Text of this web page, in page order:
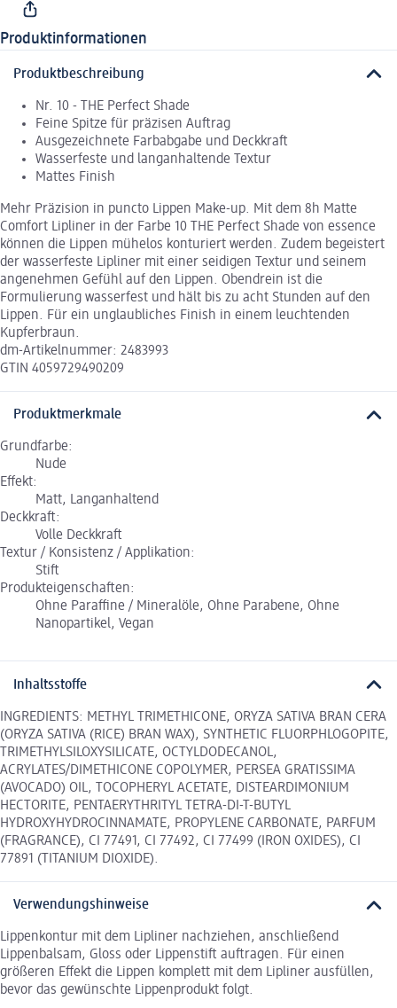
Produktinformationen
Produktbeschreibung
Nr. 10 - THE Perfect Shade
Feine Spitze für präzisen Auftrag
Ausgezeichnete Farbabgabe und Deckkraft
Wasserfeste und langanhaltende Textur
Mattes Finish
Mehr Präzision in puncto Lippen Make-up. Mit dem 8h Matte
Comfort Lipliner in der Farbe 10 THE Perfect Shade von essence
können die Lippen mühelos konturiert werden. Zudem begeistert
der wasserfeste Lipliner mit einer seidigen Textur und seinem
angenehmen Gefühl auf den Lippen. Obendrein ist die
Formulierung wasserfest und hält bis zu acht Stunden auf den
Lippen. Für ein unglaubliches Finish in einem leuchtenden
Kupferbraun.
dm-Artikelnummer: 2483993
GTIN 4059729490209
Produktmerkmale
Grundfarbe:
Nude
Effekt:
Matt, Langanhaltend
Deckkraft:
Volle Deckkraft
Textur / Konsistenz / Applikation:
Stift
Produkteigenschaften:
Ohne Paraffine / Mineralöle, Ohne Parabene, Ohne
Nanopartikel, Vegan
Inhaltsstoffe
INGREDIENTS: METHYL TRIMETHICONE, ORYZA SATIVA BRAN CERA
(ORYZA SATIVA (RICE) BRAN WAX), SYNTHETIC FLUORPHLOGOPITE,
TRIMETHYLSILOXYSILICATE, OCTYLDODECANOL,
ACRYLATES/DIMETHICONE COPOLYMER, PERSEA GRATISSIMA
(AVOCADO) OIL, TOCOPHERYL ACETATE, DISTEARDIMONIUM
HECTORITE, PENTAERYTHRITYL TETRA-DI-T-BUTYL
HYDROXYHYDROCINNAMATE, PROPYLENE CARBONATE, PARFUM
(FRAGRANCE), CI 77491, CI 77492, CI 77499 (IRON OXIDES), CI
77891 (TITANIUM DIOXIDE).
Verwendungshinweise
Lippenkontur mit dem Lipliner nachziehen, anschließend
Lippenbalsam, Gloss oder Lippenstift auftragen. Für einen
größeren Effekt die Lippen komplett mit dem Lipliner ausfüllen,
bevor das gewünschte Lippenprodukt folgt.